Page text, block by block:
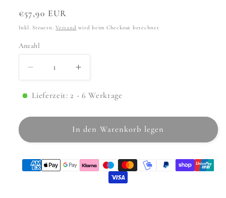
Normaler
Preis
€57,90 EUR
Inkl. Steuern.Versand wird beim Checkout berechnet
Anzahl
Anzahl
Verringere
die
Menge
Armatur
Low
Matt
Erhöhe
die
Menge
Armatur
Foss
Low
Matt
Lieferzeit: 2 - 6 Werktage
In den Warenkorb legen